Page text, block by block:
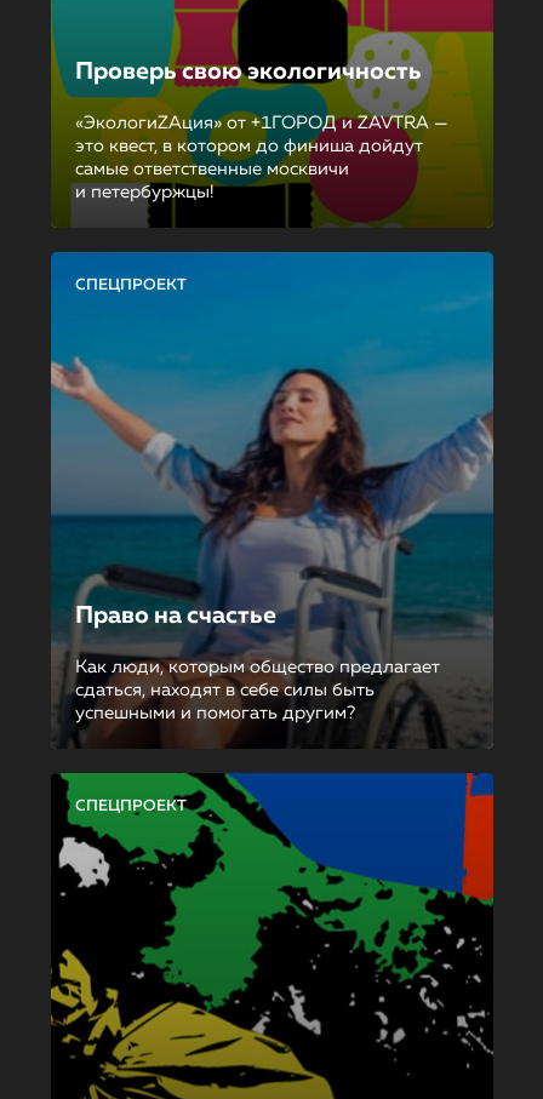
Проверь свою экологичность
«ЭкологиZAция» от +1ГОРОД и ZAVTRA —
это квест, в котором до финиша дойдут
самые ответственные москвичи
и петербуржцы!
СПЕЦПРОЕКТ
Право на счастье
Как люди, которым общество предлагает
сдаться, находят в себе силы быть
успешными и помогать другим?
СПЕЦПРОЕКТ